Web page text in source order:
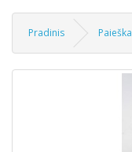
Pradinis Paieška